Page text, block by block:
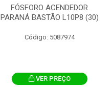
FÓSFORO ACENDEDOR
PARANÁ BASTÃO L10P8 (30)
Código: 5087974
VER PREÇO